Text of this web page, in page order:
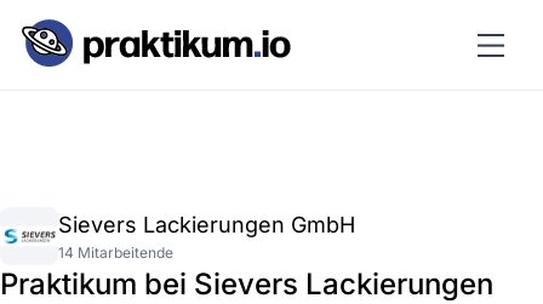
Sievers Lackierungen GmbH
14 Mitarbeitende
Praktikum bei Sievers Lackierungen